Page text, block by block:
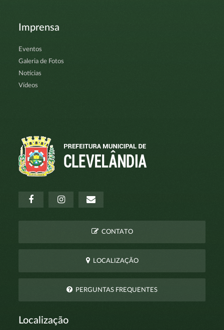
Imprensa
Eventos
Galeria de Fotos
Notícias
Vídeos
CONTATO
LOCALIZAÇÃO
PERGUNTAS FREQUENTES
Localização